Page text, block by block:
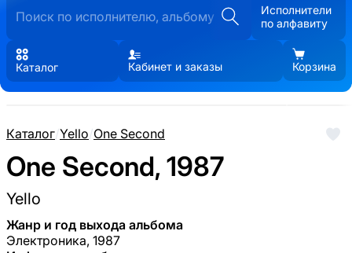
Исполнители
по алфавиту
Каталог Кабинет и заказы Корзина
Каталог/Yello/One Second
One Second, 1987
Yello
Жанр и год выхода альбома
Электроника, 1987